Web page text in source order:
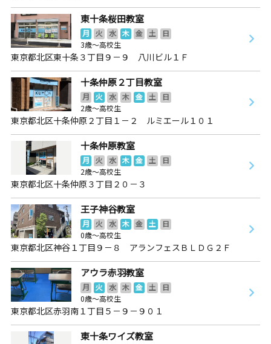
東十条桜田教室
月 火 水 木 金 土
日
3歳～高校生
東京都北区東十条３丁目９－９ 八川ビル１Ｆ
十条仲原２丁目教室
月 火 水 木 金 土
日
2歳～高校生
東京都北区十条仲原２丁目１－２ ルミエール１０１
十条仲原教室
月 火 水 木 金 土
日
2歳～高校生
東京都北区十条仲原３丁目２０－３
王子神谷教室
月 火 水 木 金 土
日
0歳～高校生
東京都北区神谷１丁目９－８ アランフェスＢＬＤＧ２Ｆ
アウラ赤羽教室
月 火 水 木 金 土
日
0歳～高校生
東京都北区赤羽南１丁目５－９－９０１
東十条ワイズ教室